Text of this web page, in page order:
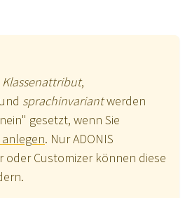
Klassenattribut,
und sprachinvariantwerden
gesetzt, wenn Sie
. Nur ADONIS
Customizer können diese